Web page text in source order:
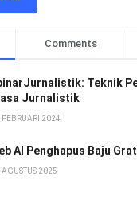
Comments
Teknik
Jurnalistik
FEBRUARI 2024
AI Penghapus Baju
AGUSTUS 2025